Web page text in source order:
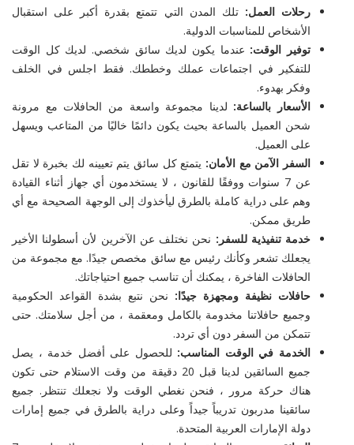
رحلات العمل: تلك المدن التي تتمتع بقدرة أكبر على استقبال
الأشخاص للمناسبات الدولية.
توفير الوقت: عندما يكون لديك سائق شخصي. لديك كل الوقت
للتفكير في اجتماعات عملك وخططك. فقط اجلس في الخلف
وفكر بهدوء.
الأسعار بالساعة: لدينا مجموعة واسعة من الحافلات مع مرونة
شحن العميل بالساعة بحيث يكون دائمًا خاليًا من المتاعب ويسهل
على العميل.
السفر الآمن مع الأمان: يتمتع كل سائق يتم تعيينه لك بخبرة لا تقل
عن 7 سنوات ووفقًا للقانون ، لا يستخدمون أي جهاز أثناء القيادة
وهم على دراية كاملة بالطرق ليأخذوك إلى الوجهة الصحيحة مع أي
طريق ممكن.
خدمة تنفيذية للسفر: نحن نختلف عن الآخرين لأن أسطولنا الأخير
يجعلك تشعر وكأنك رئيس مع سائق مخصص جيدًا. مع مجموعة من
الحافلات الفاخرة ، يمكنك أن تناسب جميع احتياجاتك.
حافلات نظيفة ومجهزة جيدًا: نحن نتبع بشدة القواعد الحكومية
وجميع حافلاتنا مخدومة بالكامل ومعقمة ، من أجل سلامتك. حتى
تتمكن من السفر دون أي تردد.
الخدمة في الوقت المناسب: للحصول على أفضل خدمة ، يصل
جميع السائقين لدينا قبل 20 دقيقة من وقت الاستلام حتى تكون
هناك حركة مرور ، فنحن نغطي الوقت ولا نجعلك تنتظر. جميع
سائقينا مدربون تدريباً جيداً وعلى دراية بالطرق في جميع إمارات
دولة الإمارات العربية المتحدة.